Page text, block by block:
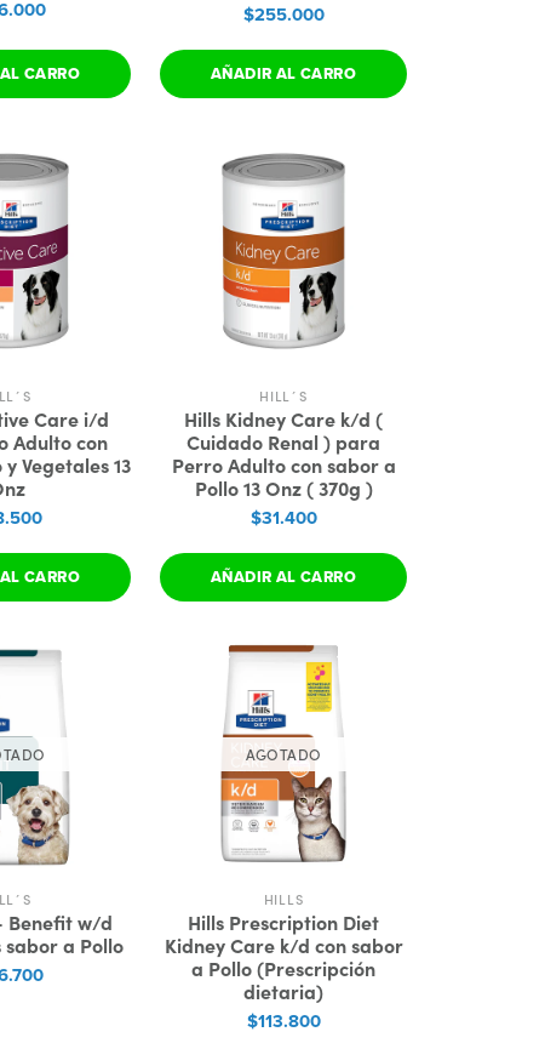
CARRO
$255.000
AÑADIR AL CARRO
Care i/d
Adulto con
Vegetales 13
CARRO
HILL´S
Hills Kidney Care k/d (
Cuidado Renal ) para
Perro Adulto con sabor a
Pollo 13 Onz ( 370g )
$31.400
AÑADIR AL CARRO
Benefit w/d
a Pollo
AGOTADO
HILLS
Hills Prescription Diet
Kidney Care k/d con sabor
a Pollo (Prescripción
dietaria)
$113.800